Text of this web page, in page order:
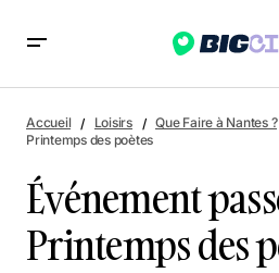
Événement passé :
Accueil Loisirs Que Faire à Nantes ?
Printemps des poètes
Événement
Printemps des